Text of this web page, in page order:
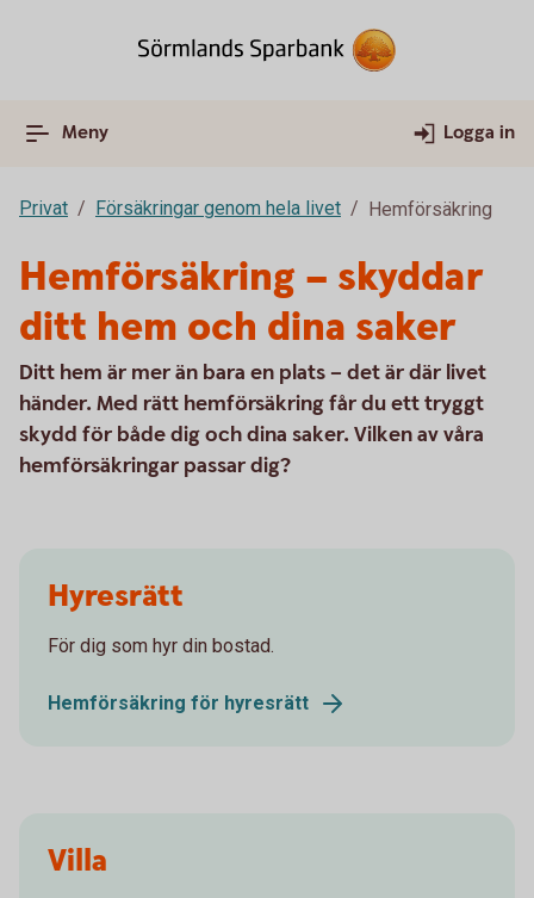
Meny Logga in
Privat Försäkringar genom hela livet Hemförsäkring
Hemförsäkring – skyddar
ditt hem och dina saker
Ditt hem är mer än bara en plats – det är där livet
händer. Med rätt hemförsäkring får du ett tryggt
skydd för både dig och dina saker. Vilken av våra
hemförsäkringar passar dig?
Hyresrätt
För dig som hyr din bostad.
Hemförsäkring för hyresrätt
Villa